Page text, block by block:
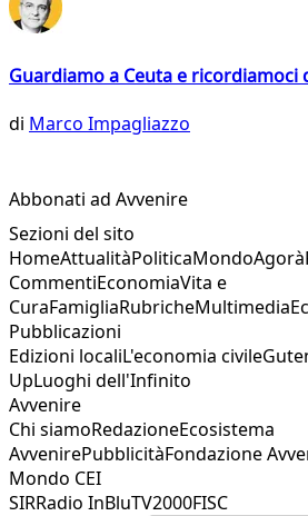
Guardiamo a Ceuta e ricordiamoci
di Marco Impagliazzo
Abbonati ad Avvenire
Sezioni del sito
HomeAttualitàPoliticaMondoAgorà
CommentiEconomiaVita e
CuraFamigliaRubricheMultimedia
Pubblicazioni
Edizioni localiL'economia civile
UpLuoghi dell'Infinito
Avvenire
Chi siamoRedazioneEcosistema
AvvenirePubblicitàFondazione
Mondo CEI
SIRRadio InBluTV2000FISC